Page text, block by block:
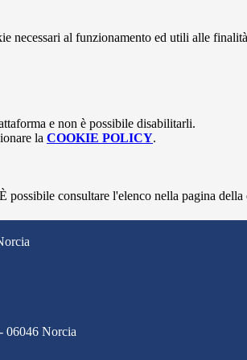
necessari al funzionamento ed utili alle
e non è possibile disabilitarli.
la COOKIE POLICY.
possibile consultare l'elenco nella pagina
06046 Norcia